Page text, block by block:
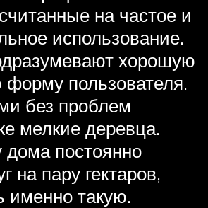
на частое и
использование.
хорошую
пользователя.
без проблем
мелкие деревца.
дома постоянно
на пару гектаров,
именно такую.